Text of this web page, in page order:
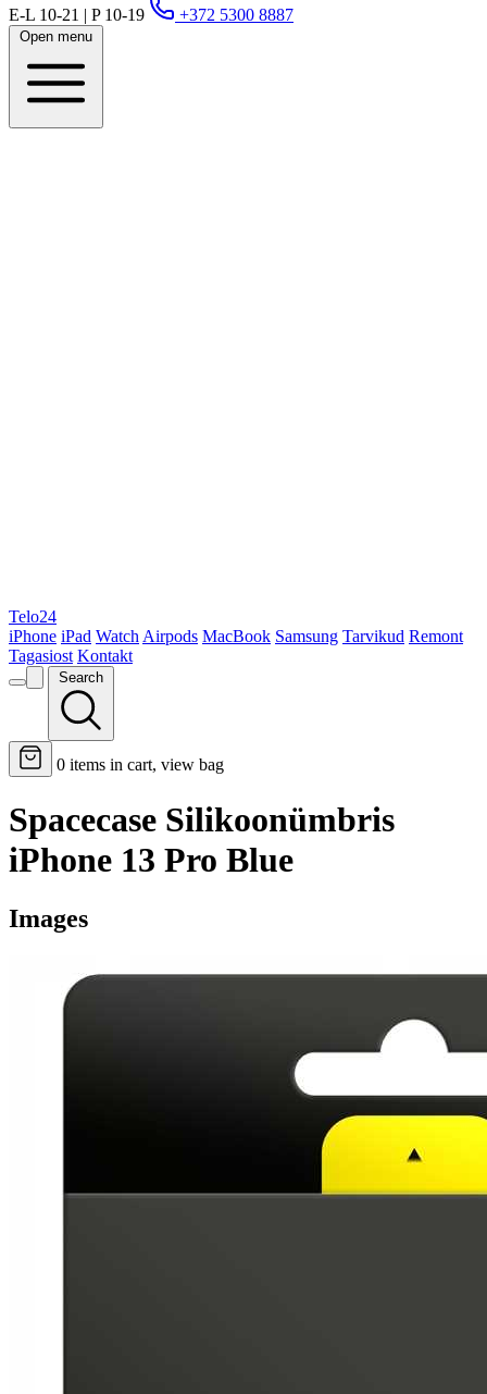
E-L 10-21 | P 10-19
+372 5300 8887
Open menu
Telo24
iPhone iPad Watch Airpods MacBook Samsung Tarvikud Remont
Tagasiost Kontakt
Search
0 items in cart, view bag
Spacecase Silikoonümbris
iPhone 13 Pro Blue
Images